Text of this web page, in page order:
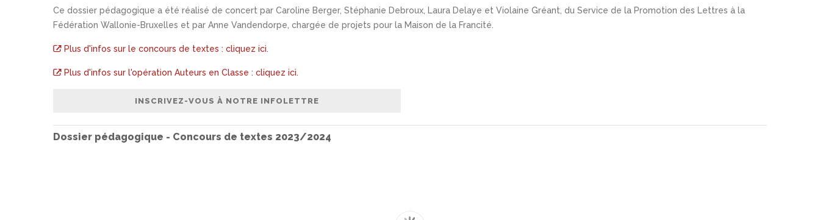
Ce dossier pédagogique a été réalisé de concert par Caroline Berger, Stéphanie Debroux, Laura Delaye et Violaine Gréant, du Service de la Promotion des Lettres à la
Fédération Wallonie-Bruxelles et par Anne Vandendorpe, chargée de projets pour la Maison de la Francité.
Plus d'infos sur le concours de textes : cliquez ici.
Plus d'infos sur l'opération Auteurs en Classe : cliquez ici.
Dossier pédagogique - Concours de textes 2023/2024